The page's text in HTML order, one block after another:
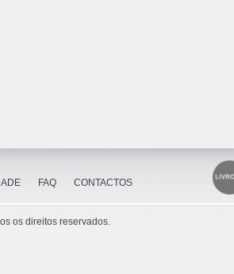
FAQ CONTACTOS
os direitos reservados.